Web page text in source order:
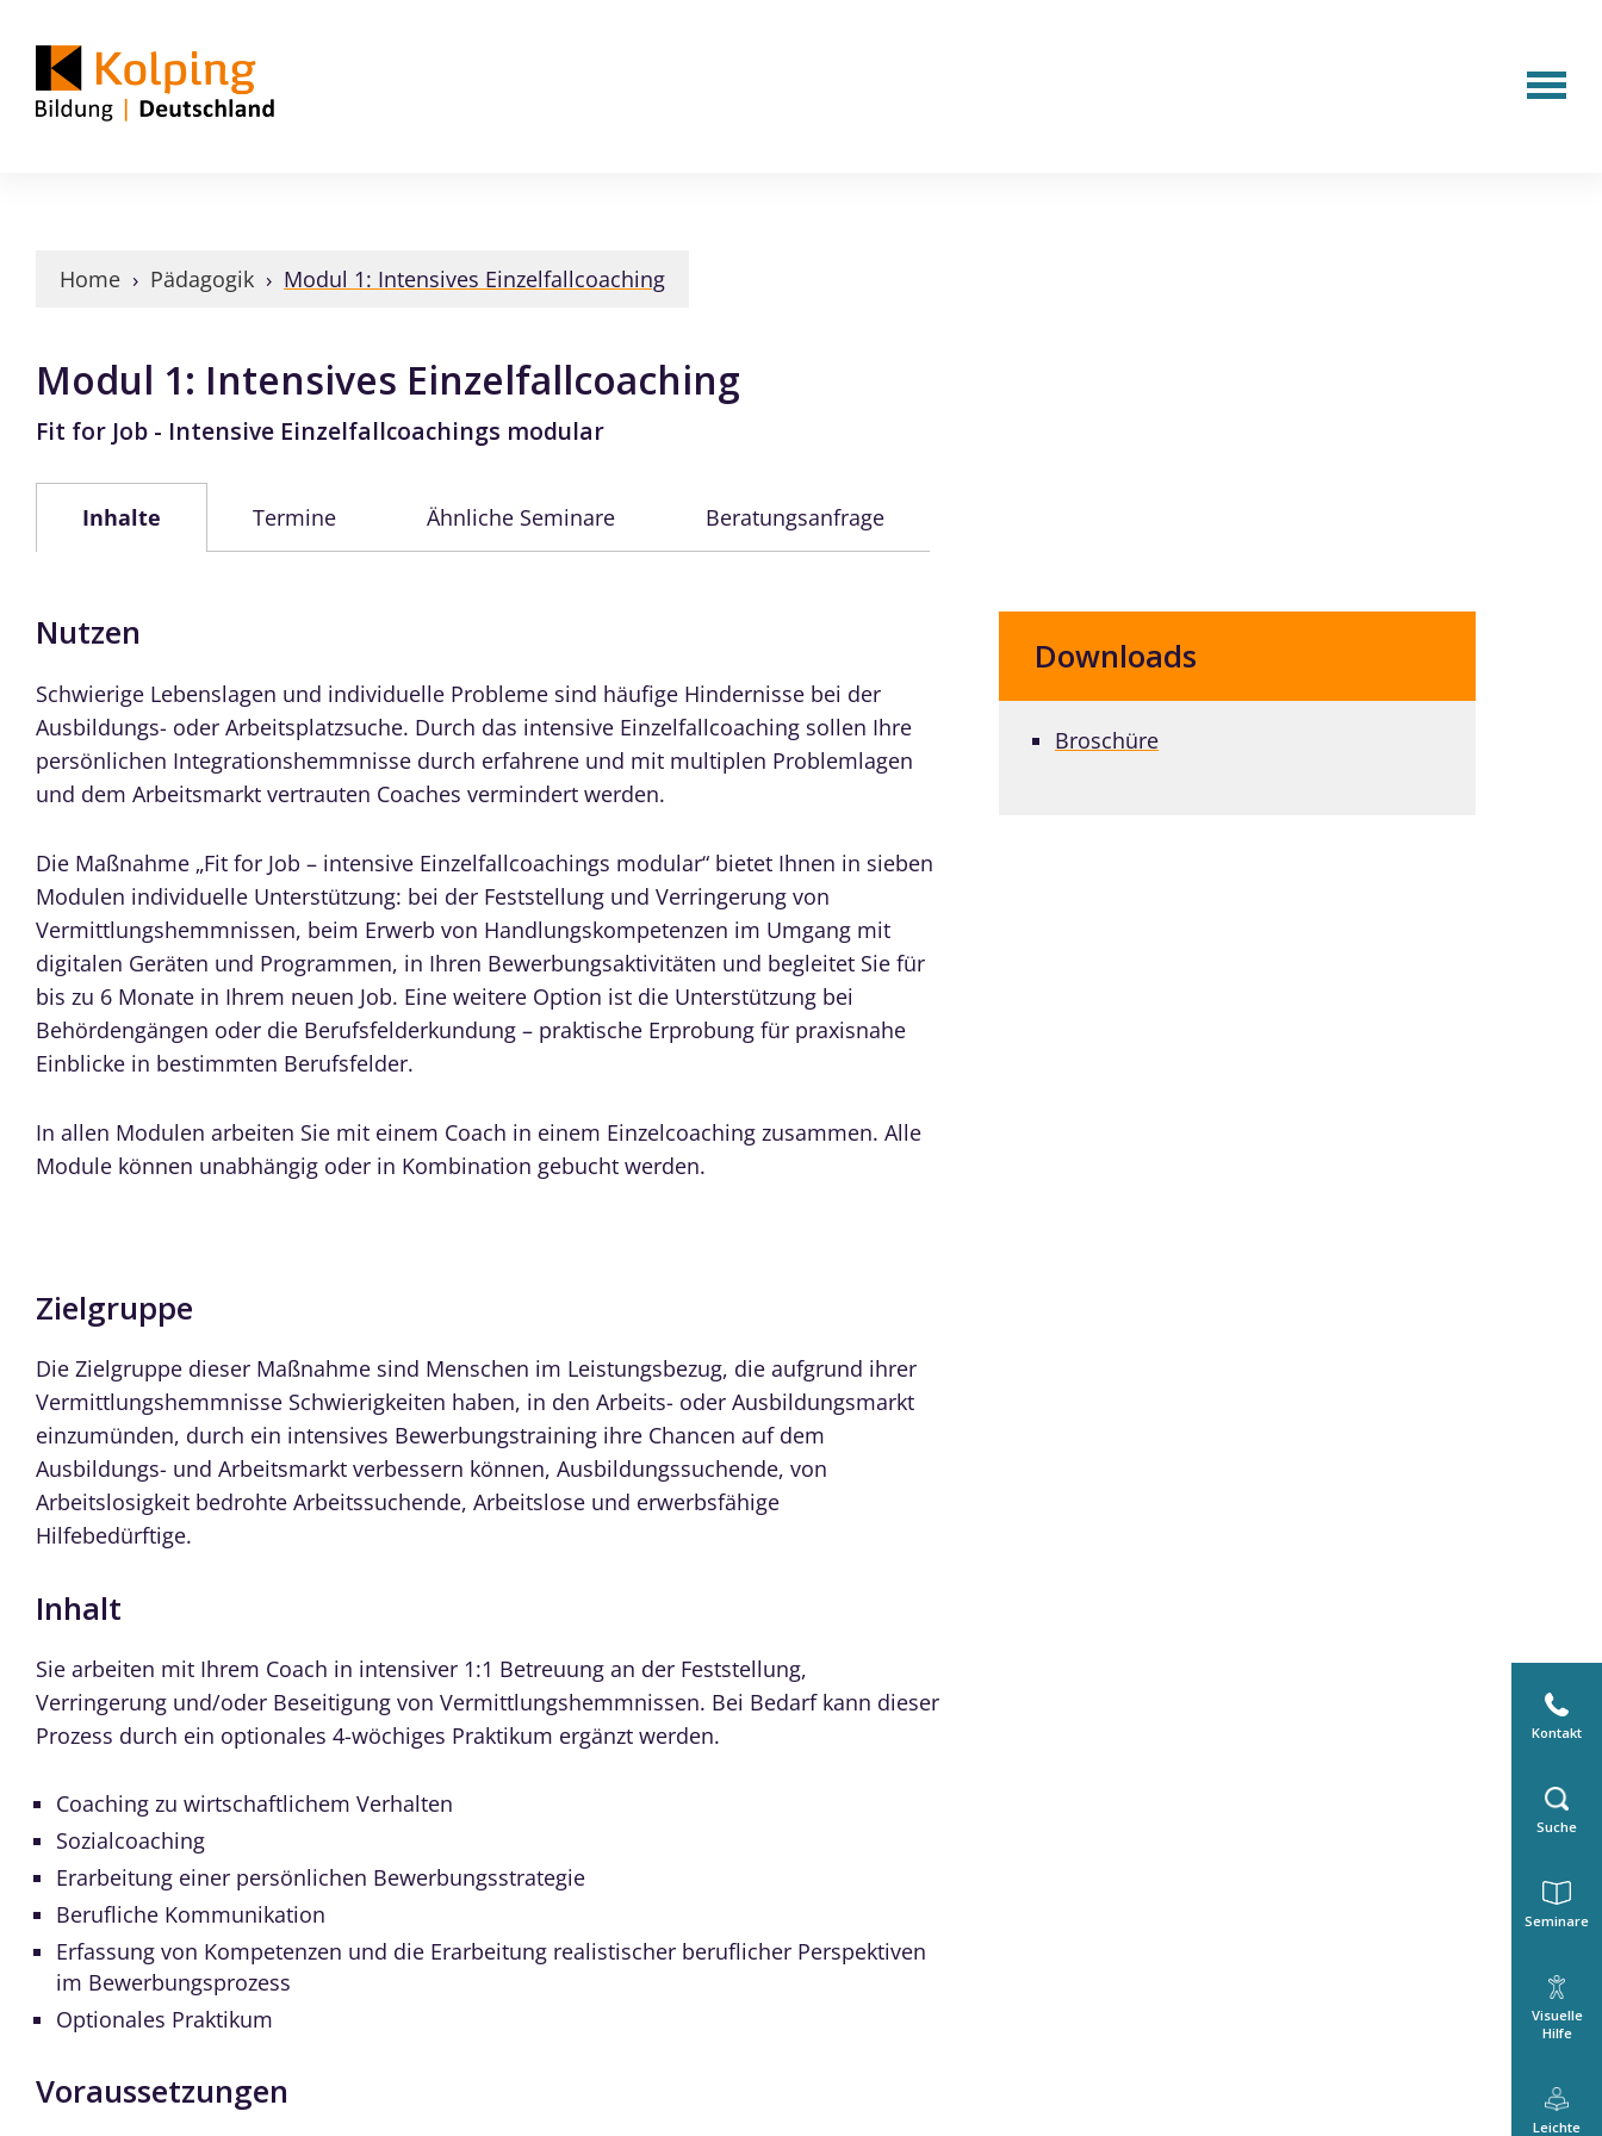
Kontakt
Suche
Seminare
Visuelle
Hilfe
Leichte
Home › Pädagogik › Modul 1: Intensives Einzelfallcoaching
Modul 1: Intensives Einzelfallcoaching
Fit for Job - Intensive Einzelfallcoachings modular
Inhalte Termine Ähnliche Seminare Beratungsanfrage
Nutzen
Schwierige Lebenslagen und individuelle Probleme sind häufige Hindernisse bei der
Ausbildungs- oder Arbeitsplatzsuche. Durch das intensive Einzelfallcoaching sollen Ihre
persönlichen Integrationshemmnisse durch erfahrene und mit multiplen Problemlagen
und dem Arbeitsmarkt vertrauten Coaches vermindert werden.
Die Maßnahme „Fit for Job – intensive Einzelfallcoachings modular“ bietet Ihnen in sieben
Modulen individuelle Unterstützung: bei der Feststellung und Verringerung von
Vermittlungshemmnissen, beim Erwerb von Handlungskompetenzen im Umgang mit
digitalen Geräten und Programmen, in Ihren Bewerbungsaktivitäten und begleitet Sie für
bis zu 6 Monate in Ihrem neuen Job. Eine weitere Option ist die Unterstützung bei
Behördengängen oder die Berufsfelderkundung – praktische Erprobung für praxisnahe
Einblicke in bestimmten Berufsfelder.
In allen Modulen arbeiten Sie mit einem Coach in einem Einzelcoaching zusammen. Alle
Module können unabhängig oder in Kombination gebucht werden.
Zielgruppe
Die Zielgruppe dieser Maßnahme sind Menschen im Leistungsbezug, die aufgrund ihrer
Vermittlungshemmnisse Schwierigkeiten haben, in den Arbeits- oder Ausbildungsmarkt
einzumünden, durch ein intensives Bewerbungstraining ihre Chancen auf dem
Ausbildungs- und Arbeitsmarkt verbessern können, Ausbildungssuchende, von
Arbeitslosigkeit bedrohte Arbeitssuchende, Arbeitslose und erwerbsfähige
Hilfebedürftige.
Inhalt
Sie arbeiten mit Ihrem Coach in intensiver 1:1 Betreuung an der Feststellung,
Verringerung und/oder Beseitigung von Vermittlungshemmnissen. Bei Bedarf kann dieser
Prozess durch ein optionales 4-wöchiges Praktikum ergänzt werden.
Coaching zu wirtschaftlichem Verhalten
Sozialcoaching
Erarbeitung einer persönlichen Bewerbungsstrategie
Berufliche Kommunikation
Erfassung von Kompetenzen und die Erarbeitung realistischer beruflicher Perspektiven
im Bewerbungsprozess
Optionales Praktikum
Voraussetzungen
Downloads
Broschüre